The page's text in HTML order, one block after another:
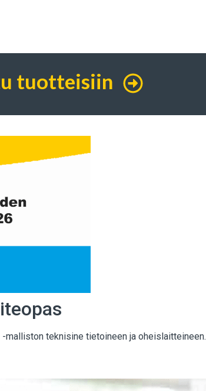
tuotteisiin
malliston teknisine tietoineen ja oheislaitteineen.